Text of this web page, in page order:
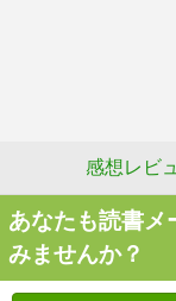
感想レビ
あなたも読書メ
みませんか？